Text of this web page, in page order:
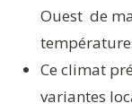
Ouest de
Ce climat
variantes